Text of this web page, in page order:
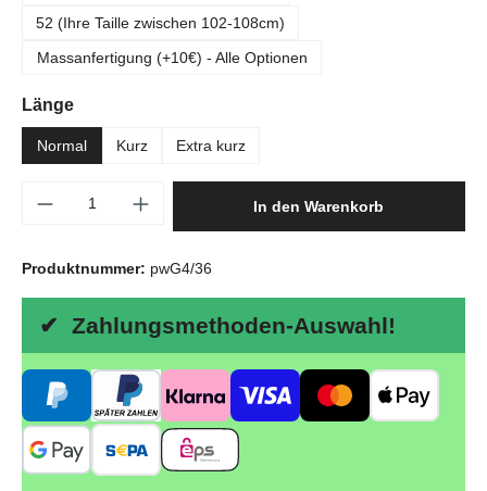
52 (Ihre Taille zwischen 102-108cm)
Massanfertigung (+10€) - Alle Optionen
Längeauswählen
Normal Kurz Extra kurz
Produkt Anzahl: Gib den gewünschten
In den Warenkorb
Produktnummer: pwG4/36
✔ Zahlungsmethoden-Auswahl!